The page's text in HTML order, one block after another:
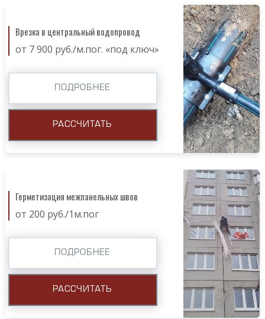
Врезка в центральный водопровод
от 7 900 руб./м.пог. «под ключ»
ПОДРОБНЕЕ
РАССЧИТАТЬ
Герметизация межпанельных швов
от 200 руб./1м.пог
ПОДРОБНЕЕ
РАССЧИТАТЬ